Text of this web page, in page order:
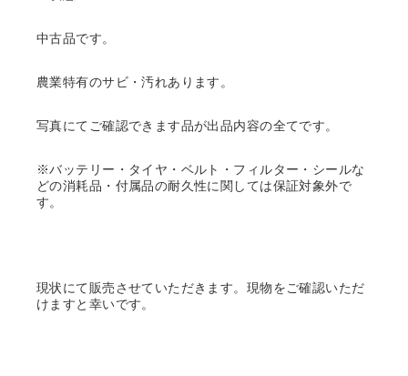
中古品です。
農業特有のサビ・汚れあります。
写真にてご確認できます品が出品内容の全てです。
※バッテリー・タイヤ・ベルト・フィルター・シールな
どの消耗品・付属品の耐久性に関しては保証対象外で
す。
現状にて販売させていただきます。現物をご確認いただ
けますと幸いです。